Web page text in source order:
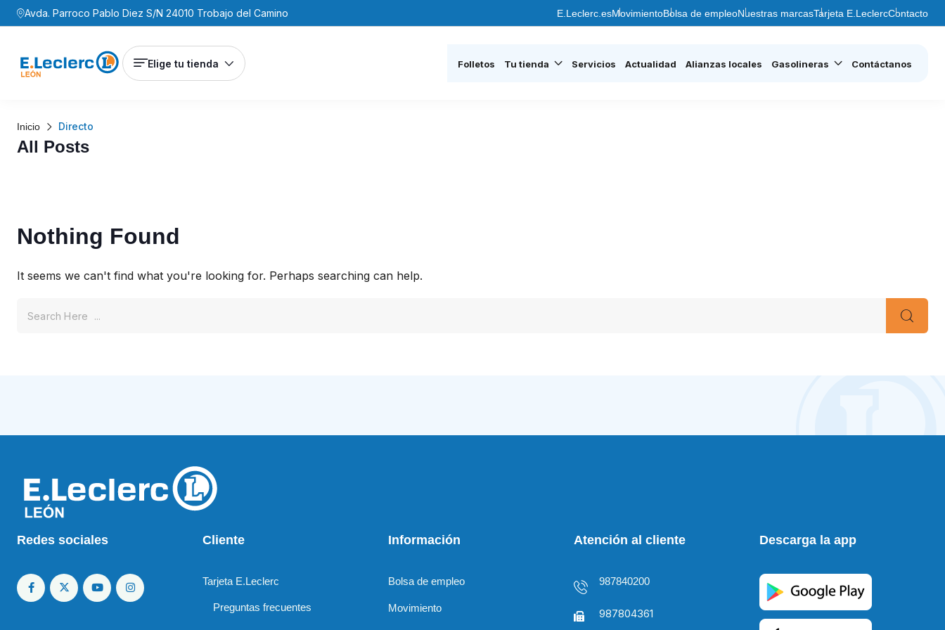
Avda. Parroco Pablo Diez S/N 24010 Trobajo del Camino E.Leclerc.esMovimientoBolsa de empleoNuestras marcasTarjeta E.LeclercContacto
Elige tu tienda Folletos Tu tienda Servicios Actualidad Alianzas locales Gasolineras Contáctanos
Inicio Directo
All Posts
Nothing Found
It seems we can't find what you're looking for. Perhaps searching can help.
Redes sociales Cliente
Tarjeta E.Leclerc
Preguntas frecuentes
Información
Bolsa de empleo
Movimiento
Atención al cliente
987840200
987804361
Descarga la app